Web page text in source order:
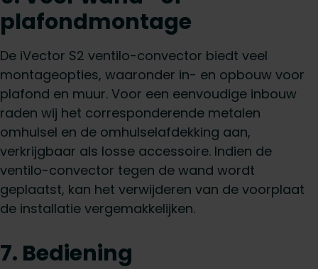
plafondmontage
De iVector S2 ventilo-convector biedt veel
montageopties, waaronder in- en opbouw voor
plafond en muur. Voor een eenvoudige inbouw
raden wij het corresponderende metalen
omhulsel en de omhulselafdekking aan,
verkrijgbaar als losse accessoire. Indien de
ventilo-convector tegen de wand wordt
geplaatst, kan het verwijderen van de voorplaat
de installatie vergemakkelijken.
7. Bediening